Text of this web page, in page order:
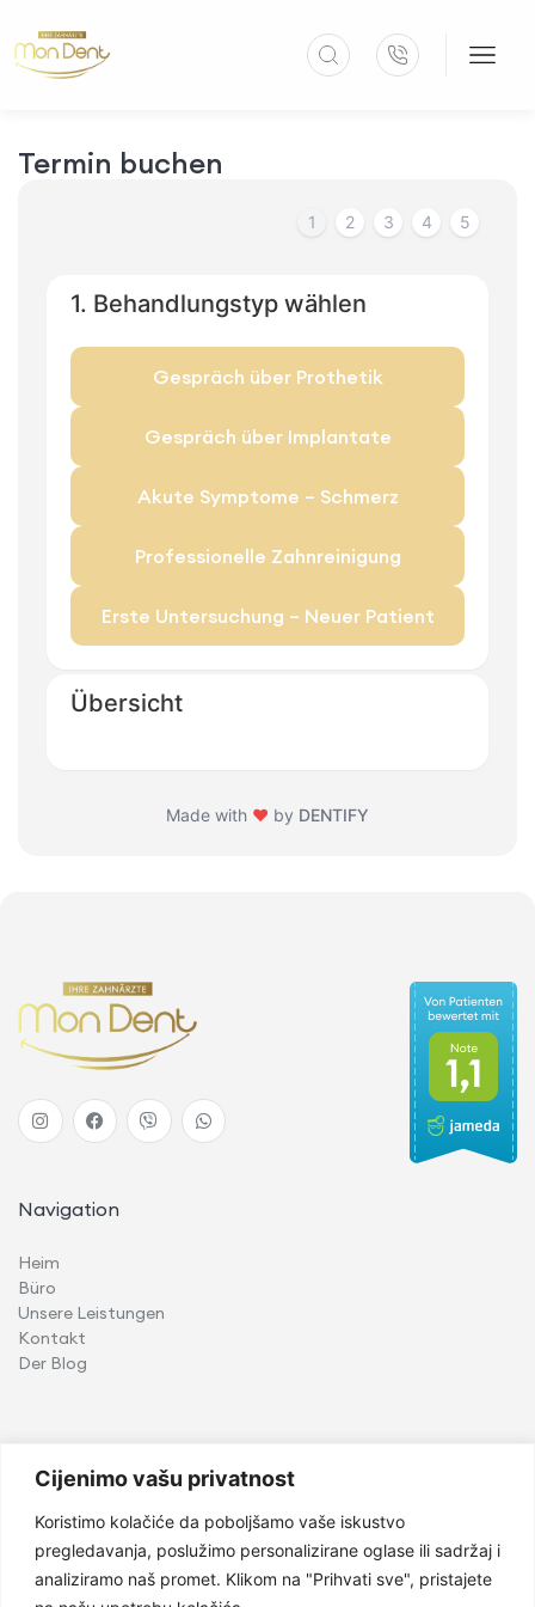
Cijenimo vašu privatnost
Koristimo kolačiće da poboljšamo vaše iskustvo
pregledavanja, poslužimo personalizirane oglase ili sadržaj i
analiziramo naš promet. Klikom na "Prihvati sve", pristajete
Termin buchen
1 2 3 4 5
1. Behandlungstyp wählen
Gespräch über Prothetik
Gespräch über Implantate
Akute Symptome – Schmerz
Professionelle Zahnreinigung
Erste Untersuchung – Neuer Patient
Übersicht
Made with ❤ by DENTIFY
Navigation
Heim
Büro
Unsere Leistungen
Kontakt
Der Blog
Oralchirurgie
Kinderzahnheilkunde
Kieferorthopädie